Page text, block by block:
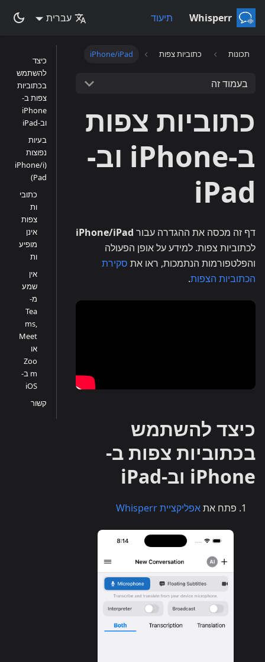
Whisperr תיעוד עברית
תכונות כתוביות צפות iPhone/iPad
בעמוד זה
כתוביות צפות
ב-iPhone וב-
iPad
דף זה מכסה את ההגדרה עבור iPhone/iPad
לכתוביות צפות. למידע על אופן הפעולה
והפלטפורמות הנתמכות, ראו את סקירת
הכתוביות הצפות.
כיצד להשתמש
בכתוביות צפות ב-
iPhone וב-iPad
פתח אתאפליקציית Whisperr
כיצד
להשתמש
בכתוביות
צפות ב-
iPhone
וב-iPad
בעיות
נפוצות
(iPhone/i
Pad)
כתובי
ות
צפות
אינן
מופיע
ות
אין
שמע
מ-
Tea
ms,
Meet
או
Zoo
m ב-
iOS
קשור